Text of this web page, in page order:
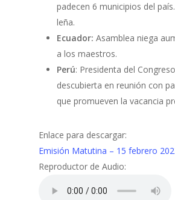
padecen 6 municipios del
leña.
Ecuador: Asamblea niega
a los maestros.
Perú: Presidenta del
descubierta en reunión con
que promueven la vacancia
Enlace para descargar:
Emisión Matutina – 15 febrero
Reproductor de Audio: